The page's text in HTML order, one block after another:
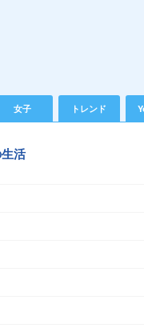
女子 トレンド
活